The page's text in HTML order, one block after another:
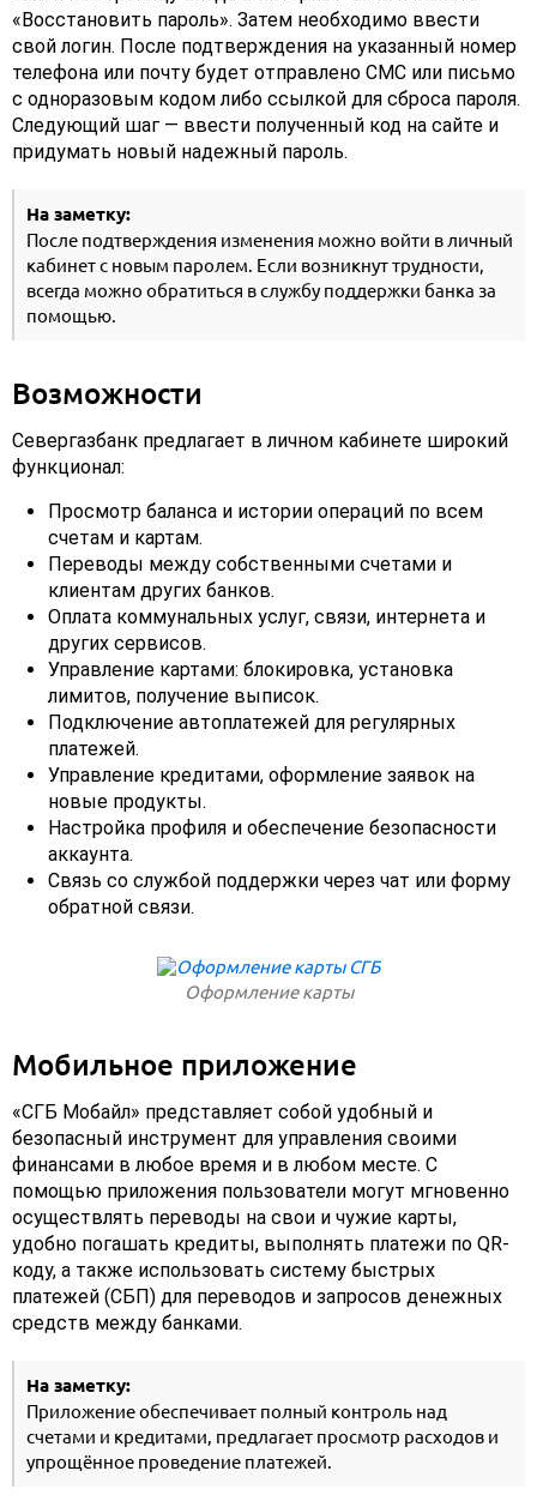
«Восстановить пароль». Затем необходимо ввести
свой логин. После подтверждения на указанный номер
телефона или почту будет отправлено СМС или письмо
с одноразовым кодом либо ссылкой для сброса пароля.
Следующий шаг — ввести полученный код на сайте и
придумать новый надежный пароль.
На заметку:
После подтверждения изменения можно войти в личный
кабинет с новым паролем. Если возникнут трудности,
всегда можно обратиться в службу поддержки банка за
помощью.
Возможности
Севергазбанк предлагает в личном кабинете широкий
функционал:
Просмотр баланса и истории операций по всем
счетам и картам.
Переводы между собственными счетами и
клиентам других банков.
Оплата коммунальных услуг, связи, интернета и
других сервисов.
Управление картами: блокировка, установка
лимитов, получение выписок.
Подключение автоплатежей для регулярных
платежей.
Управление кредитами, оформление заявок на
новые продукты.
Настройка профиля и обеспечение безопасности
аккаунта.
Связь со службой поддержки через чат или форму
обратной связи.
Оформление карты
Мобильное приложение
«СГБ Мобайл» представляет собой удобный и
безопасный инструмент для управления своими
финансами в любое время и в любом месте. С
помощью приложения пользователи могут мгновенно
осуществлять переводы на свои и чужие карты,
удобно погашать кредиты, выполнять платежи по QR-
коду, а также использовать систему быстрых
платежей (СБП) для переводов и запросов денежных
средств между банками.
На заметку:
Приложение обеспечивает полный контроль над
счетами и кредитами, предлагает просмотр расходов и
упрощённое проведение платежей.